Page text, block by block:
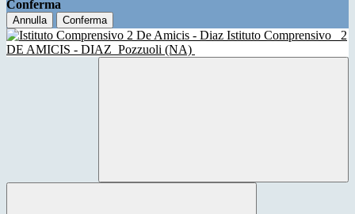
Conferma
Annulla Conferma
Istituto Comprensivo
2
DE AMICIS - DIAZ Pozzuoli (NA)